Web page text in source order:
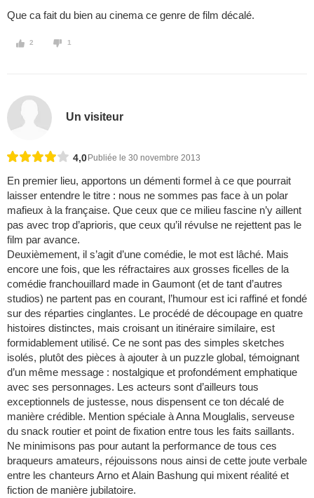
Que ca fait du bien au cinema ce genre de film décalé.
2 1
Un visiteur
4,0 Publiée le 30 novembre 2013
En premier lieu, apportons un démenti formel à ce que pourrait
laisser entendre le titre : nous ne sommes pas face à un polar
mafieux à la française. Que ceux que ce milieu fascine n’y aillent
pas avec trop d’aprioris, que ceux qu’il révulse ne rejettent pas le
film par avance.
Deuxièmement, il s’agit d’une comédie, le mot est lâché. Mais
encore une fois, que les réfractaires aux grosses ficelles de la
comédie franchouillard made in Gaumont (et de tant d’autres
studios) ne partent pas en courant, l’humour est ici raffiné et fondé
sur des réparties cinglantes. Le procédé de découpage en quatre
histoires distinctes, mais croisant un itinéraire similaire, est
formidablement utilisé. Ce ne sont pas des simples sketches
isolés, plutôt des pièces à ajouter à un puzzle global, témoignant
d’un même message : nostalgique et profondément emphatique
avec ses personnages. Les acteurs sont d’ailleurs tous
exceptionnels de justesse, nous dispensent ce ton décalé de
manière crédible. Mention spéciale à Anna Mouglalis, serveuse
du snack routier et point de fixation entre tous les faits saillants.
Ne minimisons pas pour autant la performance de tous ces
braqueurs amateurs, réjouissons nous ainsi de cette joute verbale
entre les chanteurs Arno et Alain Bashung qui mixent réalité et
fiction de manière jubilatoire.